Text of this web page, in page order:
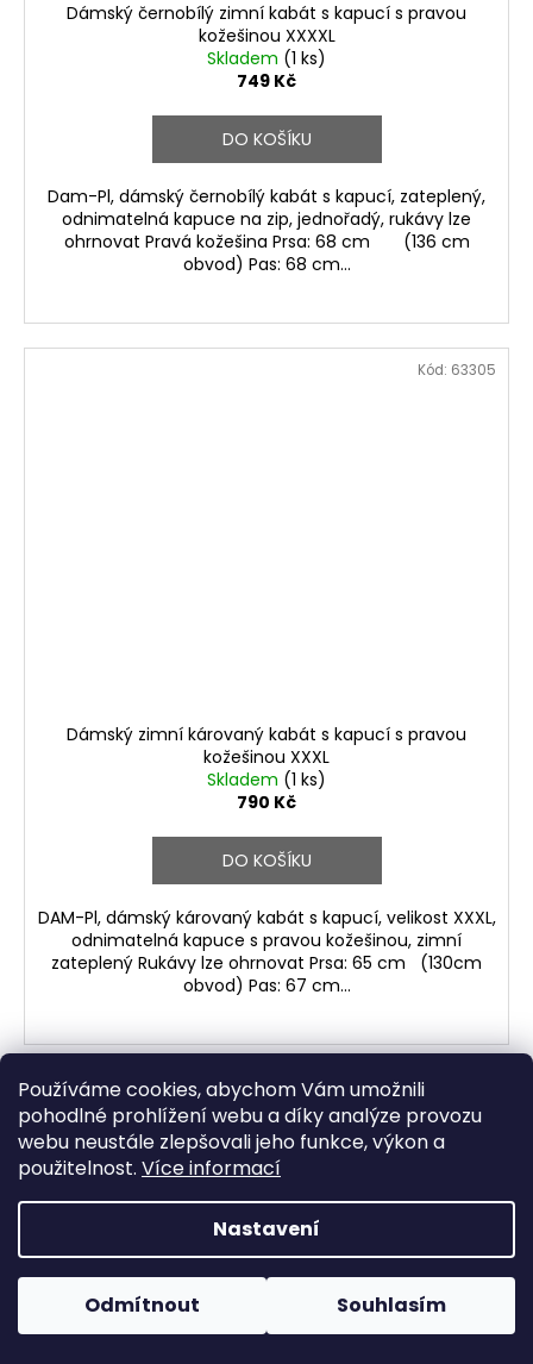
Používáme cookies, abychom Vám umožnili
pohodlné prohlížení webu a díky analýze provozu
webu neustále zlepšovali jeho funkce, výkon a
použitelnost. Více informací
Nastavení
Odmítnout Souhlasím
Dámský černobílý zimní kabát s kapucí s pravou
kožešinou XXXXL
Skladem (1 ks)
749 Kč
DO KOŠÍKU
Dam-Pl, dámský černobílý kabát s kapucí, zateplený,
odnimatelná kapuce na zip, jednořadý, rukávy lze
ohrnovat Pravá kožešina Prsa: 68 cm (136 cm
obvod) Pas: 68 cm...
Dámský zimní károvaný kabát s kapucí s pravou
kožešinou XXXL
Skladem (1 ks)
790 Kč
DO KOŠÍKU
DAM-Pl, dámský károvaný kabát s kapucí, velikost XXXL,
odnimatelná kapuce s pravou kožešinou, zimní
zateplený Rukávy lze ohrnovat Prsa: 65 cm (130cm
obvod) Pas: 67 cm...
Kód: 63305
Kód: